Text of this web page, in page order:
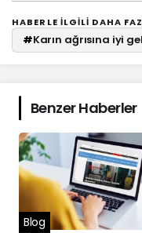
HABERLE ILGILI DAHA
#Karın ağrısına iyi
Benzer Haberler
Blog